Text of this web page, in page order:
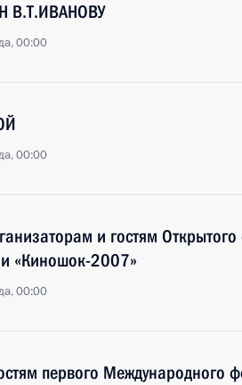
В.Т.ИВАНОВУ
00:00
00:00
и гостям
«Киношок-2007»
00:00
первого Международного